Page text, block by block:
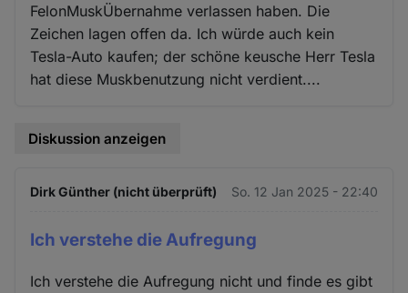
FelonMuskÜbernahme verlassen haben. Die
Zeichen lagen offen da. Ich würde auch kein
Tesla-Auto kaufen; der schöne keusche Herr Tesla
hat diese Muskbenutzung nicht verdient....
Diskussion anzeigen
Dirk Günther (nicht überprüft) So. 12 Jan 2025 - 22:40
Ich verstehe die Aufregung
Ich verstehe die Aufregung nicht und finde es gibt